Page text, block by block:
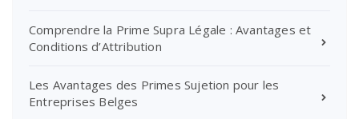
Comprendre la Prime Supra Légale : Avantages et
Conditions d’Attribution
Les Avantages des Primes Sujetion pour les
Entreprises Belges